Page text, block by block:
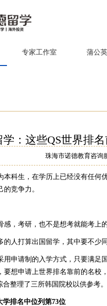
专家工作室 蒲公
：这些QS世界排
珠海市诺德教育咨询
本科生，在学历上已经没有任
竞争力。
感，考研，也不是想考就能考上
的人打算出国留学，其中要不少
用申请制的入学方式，只要满
要想申请上世界排名靠前的名
合整理了三所韩国院校以供参考。
排名中位列第73位